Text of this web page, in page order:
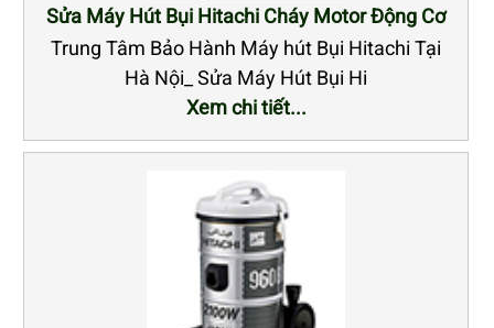
Sửa Máy Hút Bụi Hitachi Cháy Motor Động Cơ
Trung Tâm Bảo Hành Máy hút Bụi Hitachi Tại
Hà Nội_ Sửa Máy Hút Bụi Hi
Xem chi tiết...